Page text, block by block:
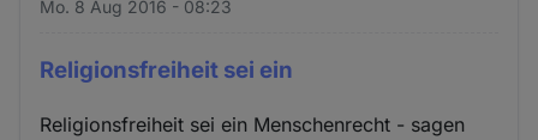
Mo. 8 Aug 2016 - 08:23
Religionsfreiheit sei ein
Religionsfreiheit sei ein Menschenrecht - sagen